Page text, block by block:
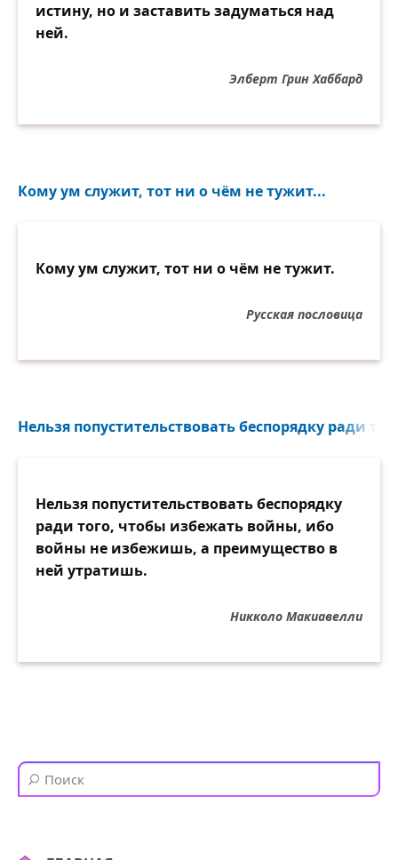
истину, но и заставить задуматься над
ней.
Элберт Грин Хаббард
Кому ум служит, тот ни о чём не тужит...
Кому ум служит, тот ни о чём не тужит.
Русская пословица
Нельзя попустительствовать беспорядку ради
Нельзя попустительствовать беспорядку
ради того, чтобы избежать войны, ибо
войны не избежишь, а преимущество в
ней утратишь.
Никколо Макиавелли